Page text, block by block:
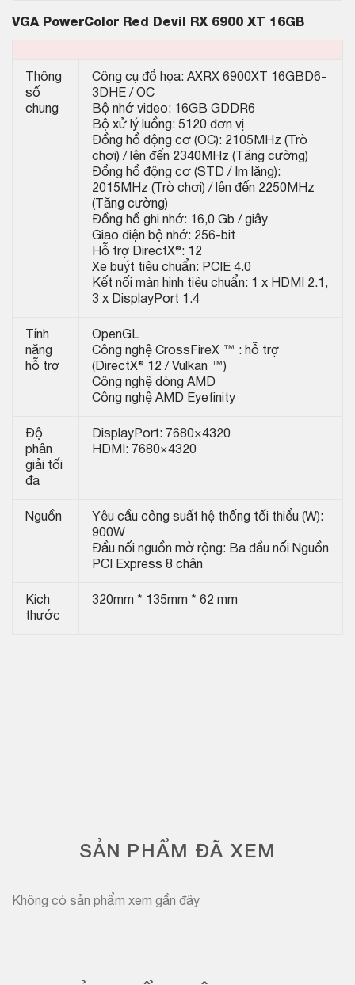
VGA PowerColor Red Devil RX 6900 XT 16GB
Thông
số
chung
Công cụ đồ họa: AXRX 6900XT 16GBD6-
3DHE / OC
Bộ nhớ video: 16GB GDDR6
Bộ xử lý luồng: 5120 đơn vị
Đồng hồ động cơ (OC): 2105MHz (Trò
chơi) / lên đến 2340MHz (Tăng cường)
Đồng hồ động cơ (STD / Im lặng):
2015MHz (Trò chơi) / lên đến 2250MHz
(Tăng cường)
Đồng hồ ghi nhớ: 16,0 Gb / giây
Giao diện bộ nhớ: 256-bit
Hỗ trợ DirectX®: 12
Xe buýt tiêu chuẩn: PCIE 4.0
Kết nối màn hình tiêu chuẩn: 1 x HDMI 2.1,
3 x DisplayPort 1.4
Tính
năng
hỗ trợ
OpenGL
Công nghệ CrossFireX ™ : hỗ trợ
(DirectX® 12 / Vulkan ™)
Công nghệ dòng AMD
Công nghệ AMD Eyefinity
Độ
phân
giải tối
đa
DisplayPort: 7680×4320
HDMI: 7680×4320
Nguồn
Yêu cầu công suất hệ thống tối thiểu (W):
900W
Đầu nối nguồn mở rộng: Ba đầu nối Nguồn
PCI Express 8 chân
Kích
thước
320mm * 135mm * 62 mm
SẢN PHẨM ĐÃ XEM
Không có sản phẩm xem gần đây